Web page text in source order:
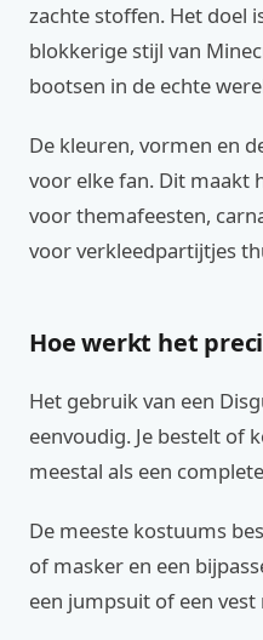
zachte stoffen. Het doel
blokkerige stijl van
bootsen in de echte
De kleuren, vormen en
voor elke fan. Dit maakt
voor themafeesten,
voor verkleedpartijtjes
Hoe werkt het
Het gebruik van een
eenvoudig. Je bestelt of
meestal als een
De meeste kostuums
of masker en een
een jumpsuit of een